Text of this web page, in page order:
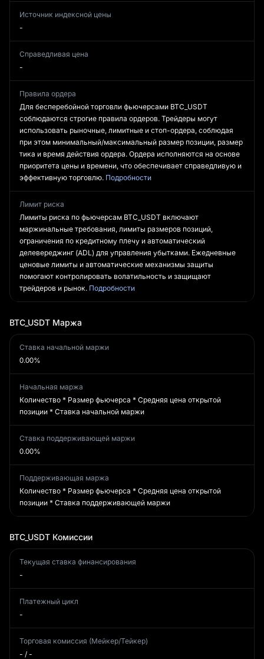
Источник индексной цены
-
Справедливая цена
-
Правила ордера
Для бесперебойной торговли фьючерсами BTC_USDT
соблюдаются строгие правила ордеров. Трейдеры могут
использовать рыночные, лимитные и стоп-ордера, соблюдая
при этом минимальный/максимальный размер позиции, размер
тика и время действия ордера. Ордера исполняются на основе
приоритета цены и времени, что обеспечивает справедливую и
эффективную торговлю. Подробности
Лимит риска
Лимиты риска по фьючерсам BTC_USDT включают
маржинальные требования, лимиты размеров позиций,
ограничения по кредитному плечу и автоматический
делевереджинг (ADL) для управления убытками. Ежедневные
ценовые лимиты и автоматические механизмы защиты
помогают контролировать волатильность и защищают
трейдеров и рынок. Подробности
BTC_USDT Маржа
Ставка начальной маржи
0.00%
Начальная маржа
Количество * Размер фьючерса * Средняя цена открытой
позиции * Ставка начальной маржи
Ставка поддерживающей маржи
0.00%
Поддерживающая маржа
Количество * Размер фьючерса * Средняя цена открытой
позиции * Ставка поддерживающей маржи
BTC_USDT Комиссии
Текущая ставка финансирования
-
Платежный цикл
-
Торговая комиссия (Мейкер/Тейкер)
- / -